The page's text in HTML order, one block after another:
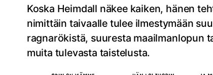
Koska Heimdall näkee kaiken, hänen
nimittäin taivaalle tulee ilmestymään
ragnarökistä, suuresta maailmanlopun
muita tulevasta taistelusta.